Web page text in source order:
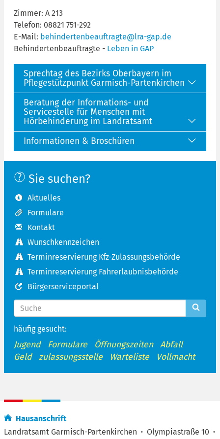
Zimmer: A 213
Telefon: 08821 751-292
E-Mail: behindertenbeauftragte@lra-gap.de
Behindertenbeauftragte - Leben in GAP
Sprechtag des Bezirks Oberbayern im
Pflegestützpunkt Garmisch-Partenkirchen
Beratung der Informations- und
Servicestelle für Menschen mit
Hörbehinderung im Landratsamt
Informationen & Broschüren
Sie suchen?
Aktuelles
Formulare
Kontakt
Wunschkennzeichen
Terminreservierung Kfz-Zulassungsbehörde
Terminreservierung Fahrerlaubnisbehörde
Bürgerserviceportal
häufig gesucht:
Jugend Formulare Öffnungszeiten
Abfall
Geld
zulassungsstelle Warteliste Vollmacht
Hausanschrift
Landratsamt Garmisch-Partenkirchen · Olympiastraße 10 ·